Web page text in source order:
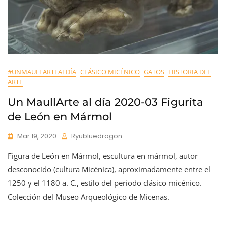
#UNMAULLARTEALDÍA CLÁSICO MICÉNICO GATOS HISTORIA DEL
ARTE
Un MaullArte al día 2020-03 Figurita
de León en Mármol
Mar 19, 2020 Ryubluedragon
Figura de León en Mármol, escultura en mármol, autor
desconocido (cultura Micénica), aproximadamente entre el
1250 y el 1180 a. C., estilo del periodo clásico micénico.
Colección del Museo Arqueológico de Micenas.